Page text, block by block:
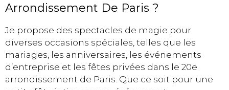
Arrondissement De Paris ?
Je propose des spectacles de magie pour
diverses occasions spéciales, telles que les
mariages, les anniversaires, les événements
d’entreprise et les fêtes privées dans le 20e
arrondissement de Paris. Que ce soit pour une